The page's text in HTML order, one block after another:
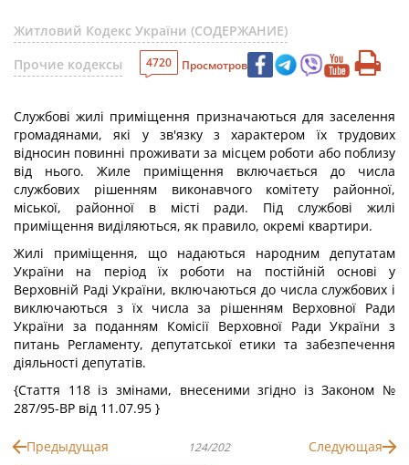
Житловий Кодекс України (СОДЕРЖАНИЕ)
Прочие кодексы
4720 Просмотров
Службові жилі приміщення призначаються для заселення
громадянами, які у зв'язку з характером їх трудових
відносин повинні проживати за місцем роботи або поблизу
від нього. Жиле приміщення включається до числа
службових рішенням виконавчого комітету районної,
міської, районної в місті ради. Під службові жилі
приміщення виділяються, як правило, окремі квартири.
Жилі приміщення, що надаються народним депутатам
України на період їх роботи на постійній основі у
Верховній Раді України, включаються до числа службових і
виключаються з їх числа за рішенням Верховної Ради
України за поданням Комісії Верховної Ради України з
питань Регламенту, депутатської етики та забезпечення
діяльності депутатів.
{Стаття 118 із змінами, внесеними згідно із Законом №
287/95-ВР від 11.07.95 }
Предыдущая 124/202 Следующая